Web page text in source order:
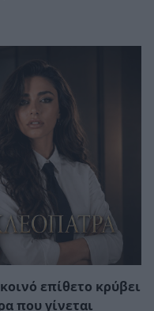
επίθετο κρύβει
που γίνεται